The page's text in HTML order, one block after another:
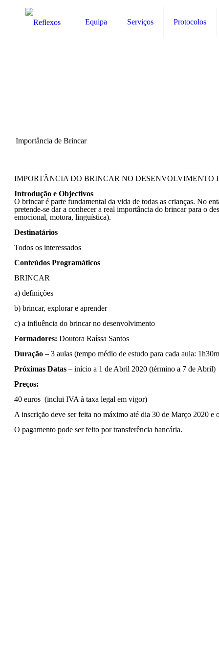
Equipa Serviços Protocolos
Importância de Brincar
IMPORTÂNCIA DO BRINCAR NO DESENVOLVIMENTO
Introdução e Objectivos
O brincar é parte fundamental da vida de todas as crianças. No
pretende-se dar a conhecer a real importância do brincar para o
emocional, motora, linguística).
Destinatários
Todos os interessados
Conteúdos Programáticos
BRINCAR
a) definições
b) brincar, explorar e aprender
c) a influência do brincar no desenvolvimento
Formadores: Doutora Raíssa Santos
Duração – 3 aulas (tempo médio de estudo para cada aula:
Próximas Datas –início a 1 de Abril 2020 (término a 7 de Abril)
Preços:
40 euros (inclui IVA à taxa legal em vigor)
A inscrição deve ser feita no máximo até dia 30 de Março 2020 e
O pagamento pode ser feito por transferência bancária.